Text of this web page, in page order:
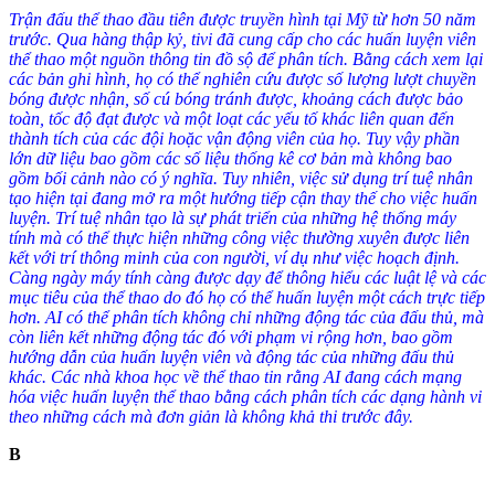
Trận đấu thể thao đầu tiên được truyền hình tại Mỹ từ hơn 50 năm
trước. Qua hàng thập kỷ, tivi đã cung cấp cho các huấn luyện viên
thể thao một nguồn thông tin đồ sộ để phân tích. Bằng cách xem lại
các bản ghi hình, họ có thể nghiên cứu được số lượng lượt chuyền
bóng được nhận, số cú bóng tránh được, khoảng cách được bảo
toàn, tốc độ đạt được và một loạt các yếu tố khác liên quan đến
thành tích của các đội hoặc vận động viên của họ. Tuy vậy phần
lớn dữ liệu bao gồm các số liệu thống kê cơ bản mà không bao
gồm bối cảnh nào có ý nghĩa. Tuy nhiên, việc sử dụng trí tuệ nhân
tạo hiện tại đang mở ra một hướng tiếp cận thay thế cho việc huấn
luyện. Trí tuệ nhân tạo là sự phát triển của những hệ thống máy
tính mà có thể thực hiện những công việc thường xuyên được liên
kết với trí thông minh của con người, ví dụ như việc hoạch định.
Càng ngày máy tính càng được dạy để thông hiểu các luật lệ và các
mục tiêu của thể thao do đó họ có thể huấn luyện một cách trực tiếp
hơn. AI có thể phân tích không chỉ những động tác của đấu thủ, mà
còn liên kết những động tác đó với phạm vi rộng hơn, bao gồm
hướng dẫn của huấn luyện viên và động tác của những đấu thủ
khác. Các nhà khoa học về thể thao tin rằng AI đang cách mạng
hóa việc huấn luyện thể thao bằng cách phân tích các dạng hành vi
theo những cách mà đơn giản là không khả thi trước đây.
B